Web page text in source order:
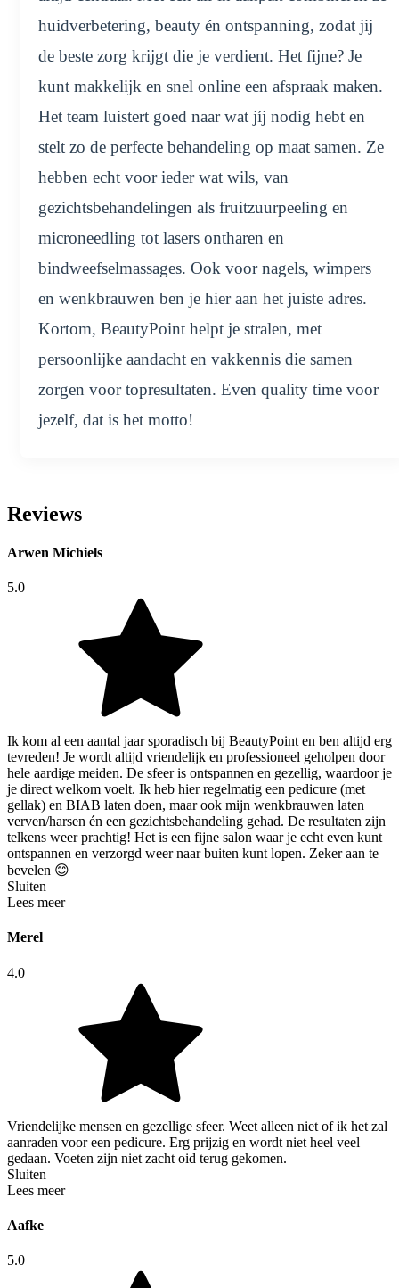
huidverbetering, beauty én ontspanning, zodat jij
de beste zorg krijgt die je verdient. Het fijne? Je
kunt makkelijk en snel online een afspraak maken.
Het team luistert goed naar wat jíj nodig hebt en
stelt zo de perfecte behandeling op maat samen. Ze
hebben echt voor ieder wat wils, van
gezichtsbehandelingen als fruitzuurpeeling en
microneedling tot lasers ontharen en
bindweefselmassages. Ook voor nagels, wimpers
en wenkbrauwen ben je hier aan het juiste adres.
Kortom, BeautyPoint helpt je stralen, met
persoonlijke aandacht en vakkennis die samen
zorgen voor topresultaten. Even quality time voor
jezelf, dat is het motto!
Reviews
Arwen Michiels
5.0
Ik kom al een aantal jaar sporadisch bij BeautyPoint en ben altijd erg
tevreden! Je wordt altijd vriendelijk en professioneel geholpen door
hele aardige meiden. De sfeer is ontspannen en gezellig, waardoor je
je direct welkom voelt. Ik heb hier regelmatig een pedicure (met
gellak) en BIAB laten doen, maar ook mijn wenkbrauwen laten
verven/harsen én een gezichtsbehandeling gehad. De resultaten zijn
telkens weer prachtig! Het is een fijne salon waar je echt even kunt
ontspannen en verzorgd weer naar buiten kunt lopen. Zeker aan te
bevelen 😊
Sluiten
Lees meer
Merel
4.0
Vriendelijke mensen en gezellige sfeer. Weet alleen niet of ik het zal
aanraden voor een pedicure. Erg prijzig en wordt niet heel veel
gedaan. Voeten zijn niet zacht oid terug gekomen.
Sluiten
Lees meer
Aafke
5.0